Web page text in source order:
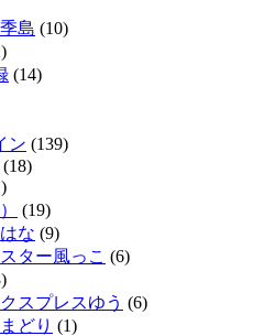
島 (10)
(14)
ン (139)
(18)
(19)
な (9)
ター風っこ (6)
スプレスゆう (6)
どり (1)